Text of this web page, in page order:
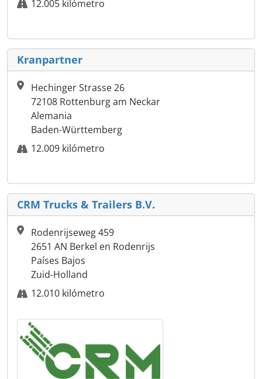
12.005 kilómetro
Kranpartner
Hechinger Strasse 26
72108 Rottenburg am Neckar
Alemania
Baden-Württemberg
12.009 kilómetro
CRM Trucks & Trailers B.V.
Rodenrijseweg 459
2651 AN Berkel en Rodenrijs
Países Bajos
Zuid-Holland
12.010 kilómetro